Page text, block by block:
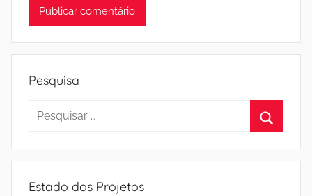
Pesquisa
Pesquisar
Estado dos Projetos